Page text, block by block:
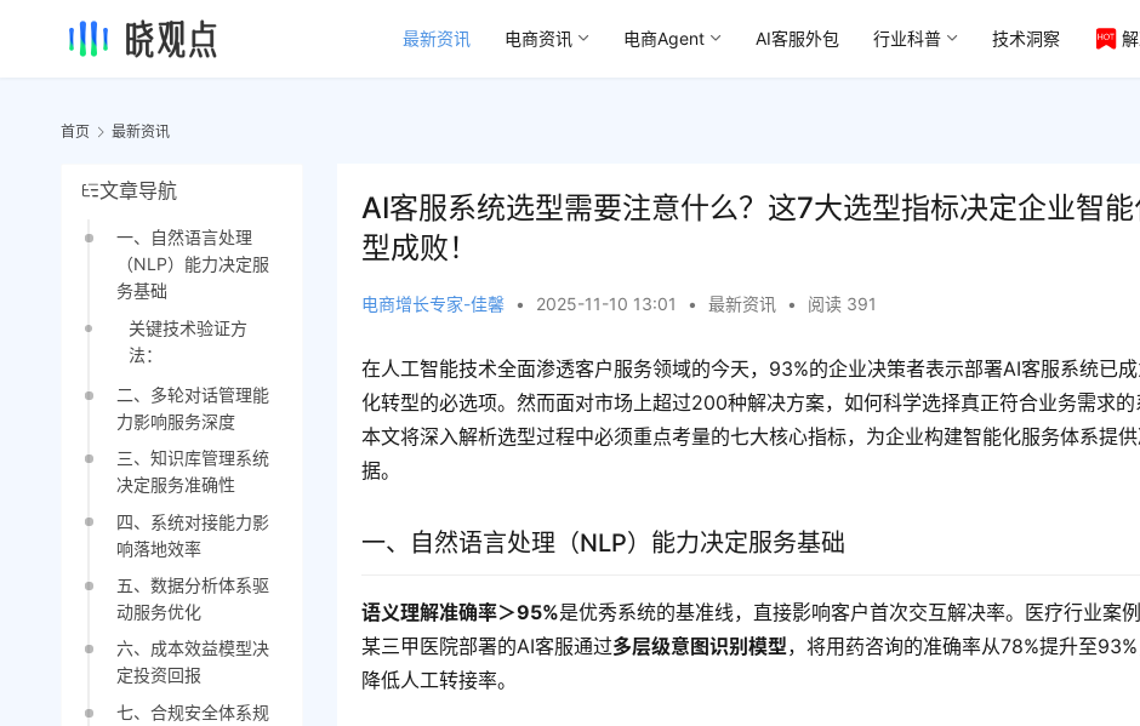
最新资讯 电商资讯 电商Agent AI客服外包 行业科普 技术洞察
首页 最新资讯
文章导航
一、自然语言处理
（NLP）能力决定服
务基础
关键技术验证方
法：
二、多轮对话管理能
力影响服务深度
三、知识库管理系统
决定服务准确性
四、系统对接能力影
响落地效率
五、数据分析体系驱
动服务优化
六、成本效益模型决
定投资回报
七、合规安全体系规
AI客服系统选型需要注意什么？这7大选型指标决定企业智
型成败！
电商增长专家-佳馨 • 2025-11-10 13:01 • 最新资讯 • 阅读 391
在人工智能技术全面渗透客户服务领域的今天，93%的企业决策者表示部署AI客服系统已
化转型的必选项。然而面对市场上超过200种解决方案，如何科学选择真正符合业务需求的
本文将深入解析选型过程中必须重点考量的七大核心指标，为企业构建智能化服务体系提
据。
一、自然语言处理（NLP）能力决定服务基础
语义理解准确率＞95%是优秀系统的基准线，直接影响客户首次交互解决率。医疗行业案例
某三甲医院部署的AI客服通过多层级意图识别模型，将用药咨询的准确率从78%提升至
降低人工转接率。